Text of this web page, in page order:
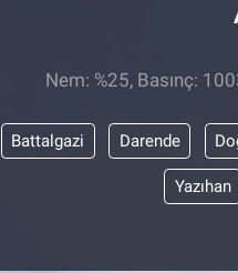
Nem: %25, Basınç:
Battalgazi Darende
Yazıhan